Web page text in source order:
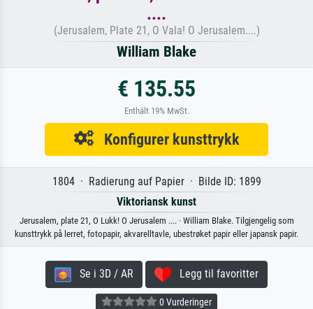
....
(Jerusalem, Plate 21, O Vala! O Jerusalem....)
William Blake
€ 135.55
Enthält 19% MwSt.
Konfigurer kunsttrykk
1804 · Radierung auf Papier · Bilde ID: 1899
Viktoriansk kunst
Jerusalem, plate 21, O Lukk! O Jerusalem .... · William Blake. Tilgjengelig som
kunsttrykk på lerret, fotopapir, akvarelltavle, ubestrøket papir eller japansk papir.
Se i 3D / AR Legg til favoritter
0 Vurderinger